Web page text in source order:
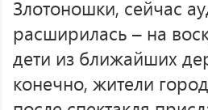
Злотоношки, сейчас
расширилась – на
дети из ближайших
конечно, жители